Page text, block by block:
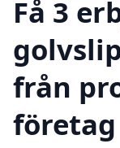
Få 3
från
företag